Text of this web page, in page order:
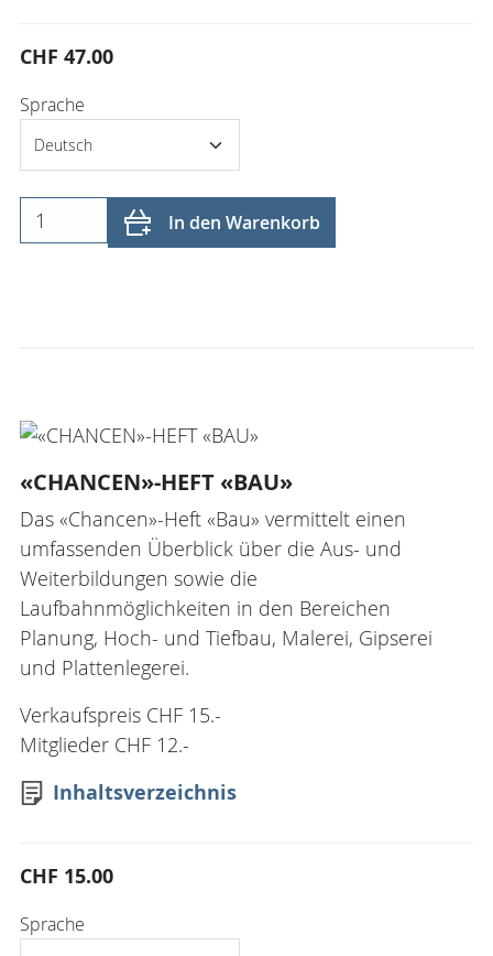
CHF 47.00
Sprache
In den Warenkorb
«CHANCEN»-HEFT «BAU»
Das «Chancen»-Heft «Bau» vermittelt einen
umfassenden Überblick über die Aus- und
Weiterbildungen sowie die
Laufbahnmöglichkeiten in den Bereichen
Planung, Hoch- und Tiefbau, Malerei, Gipserei
und Plattenlegerei.
Verkaufspreis CHF 15.-
Mitglieder CHF 12.-
Inhaltsverzeichnis
CHF 15.00
Sprache